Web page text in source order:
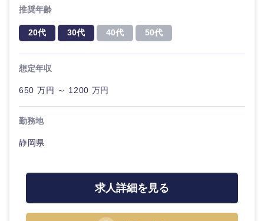
画・事業
管理
SCM
人事
政策渉外
経営ボード
管理
マーケティング
営業
エネルギー・資源・環境
自動車・機械・船舶
食品・化粧品・アパレル・消費財
北海道 青森県
宮城県
希望年収
推奨年齢
フリーワード
推奨年齢
20代 30代 40代 50代
想定年収
650 万円 ～ 1200 万円
勤務地
静岡県
求人詳細を見る